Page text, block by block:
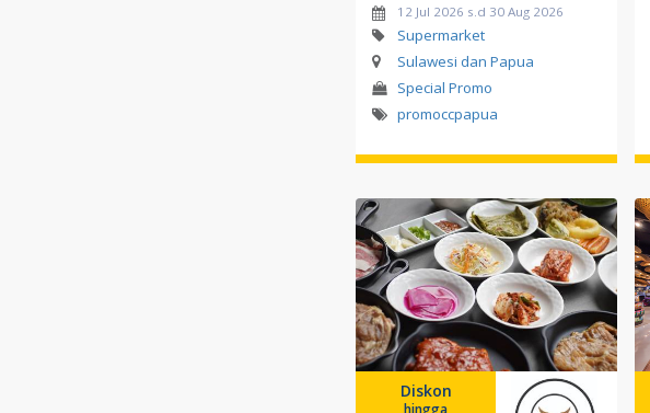
12 Jul 2026 s.d 30 Aug 2026
Supermarket
Sulawesi dan Papua
Special Promo
promoccpapua
Diskon
hingga